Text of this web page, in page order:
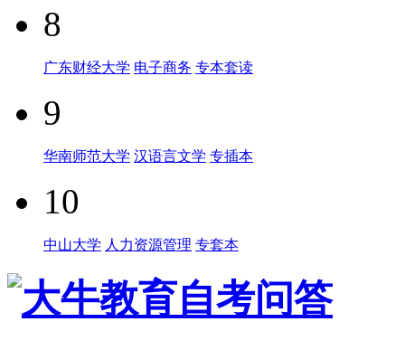
8
广东财经大学 电子商务 专本套读
9
华南师范大学 汉语言文学 专插本
10
中山大学 人力资源管理 专套本